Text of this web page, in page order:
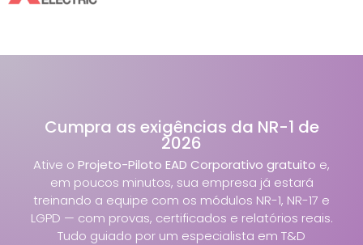
Cumpra as exigências da NR-1 de
2026
Ative o Projeto-Piloto EAD Corporativo gratuito e,
em poucos minutos, sua empresa já estará
treinando a equipe com os módulos NR-1, NR-17 e
LGPD — com provas, certificados e relatórios reais.
Tudo guiado por um especialista em T&D